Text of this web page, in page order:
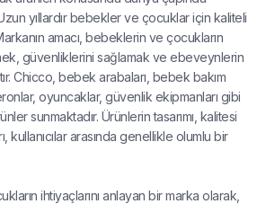
yıllardır bebekler ve çocuklar için kaliteli
amacı, bebeklerin ve çocukların
güvenliklerini sağlamak ve ebeveynlerin
Chicco, bebek arabaları, bebek bakım
oyuncaklar, güvenlik ekipmanları gibi
sunmaktadır. Ürünlerin tasarımı, kalitesi
kullanıcılar arasında genellikle olumlu bir
ihtiyaçlarını anlayan bir marka olarak,